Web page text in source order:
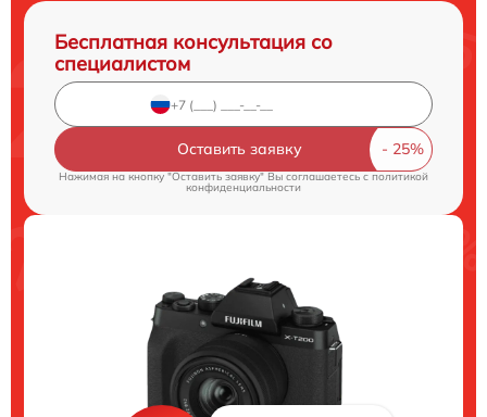
Бесплатная консультация со
специалистом
Оставить заявку
Нажимая на кнопку "Оставить заявку" Вы соглашаетесь c политикой
конфиденциальности